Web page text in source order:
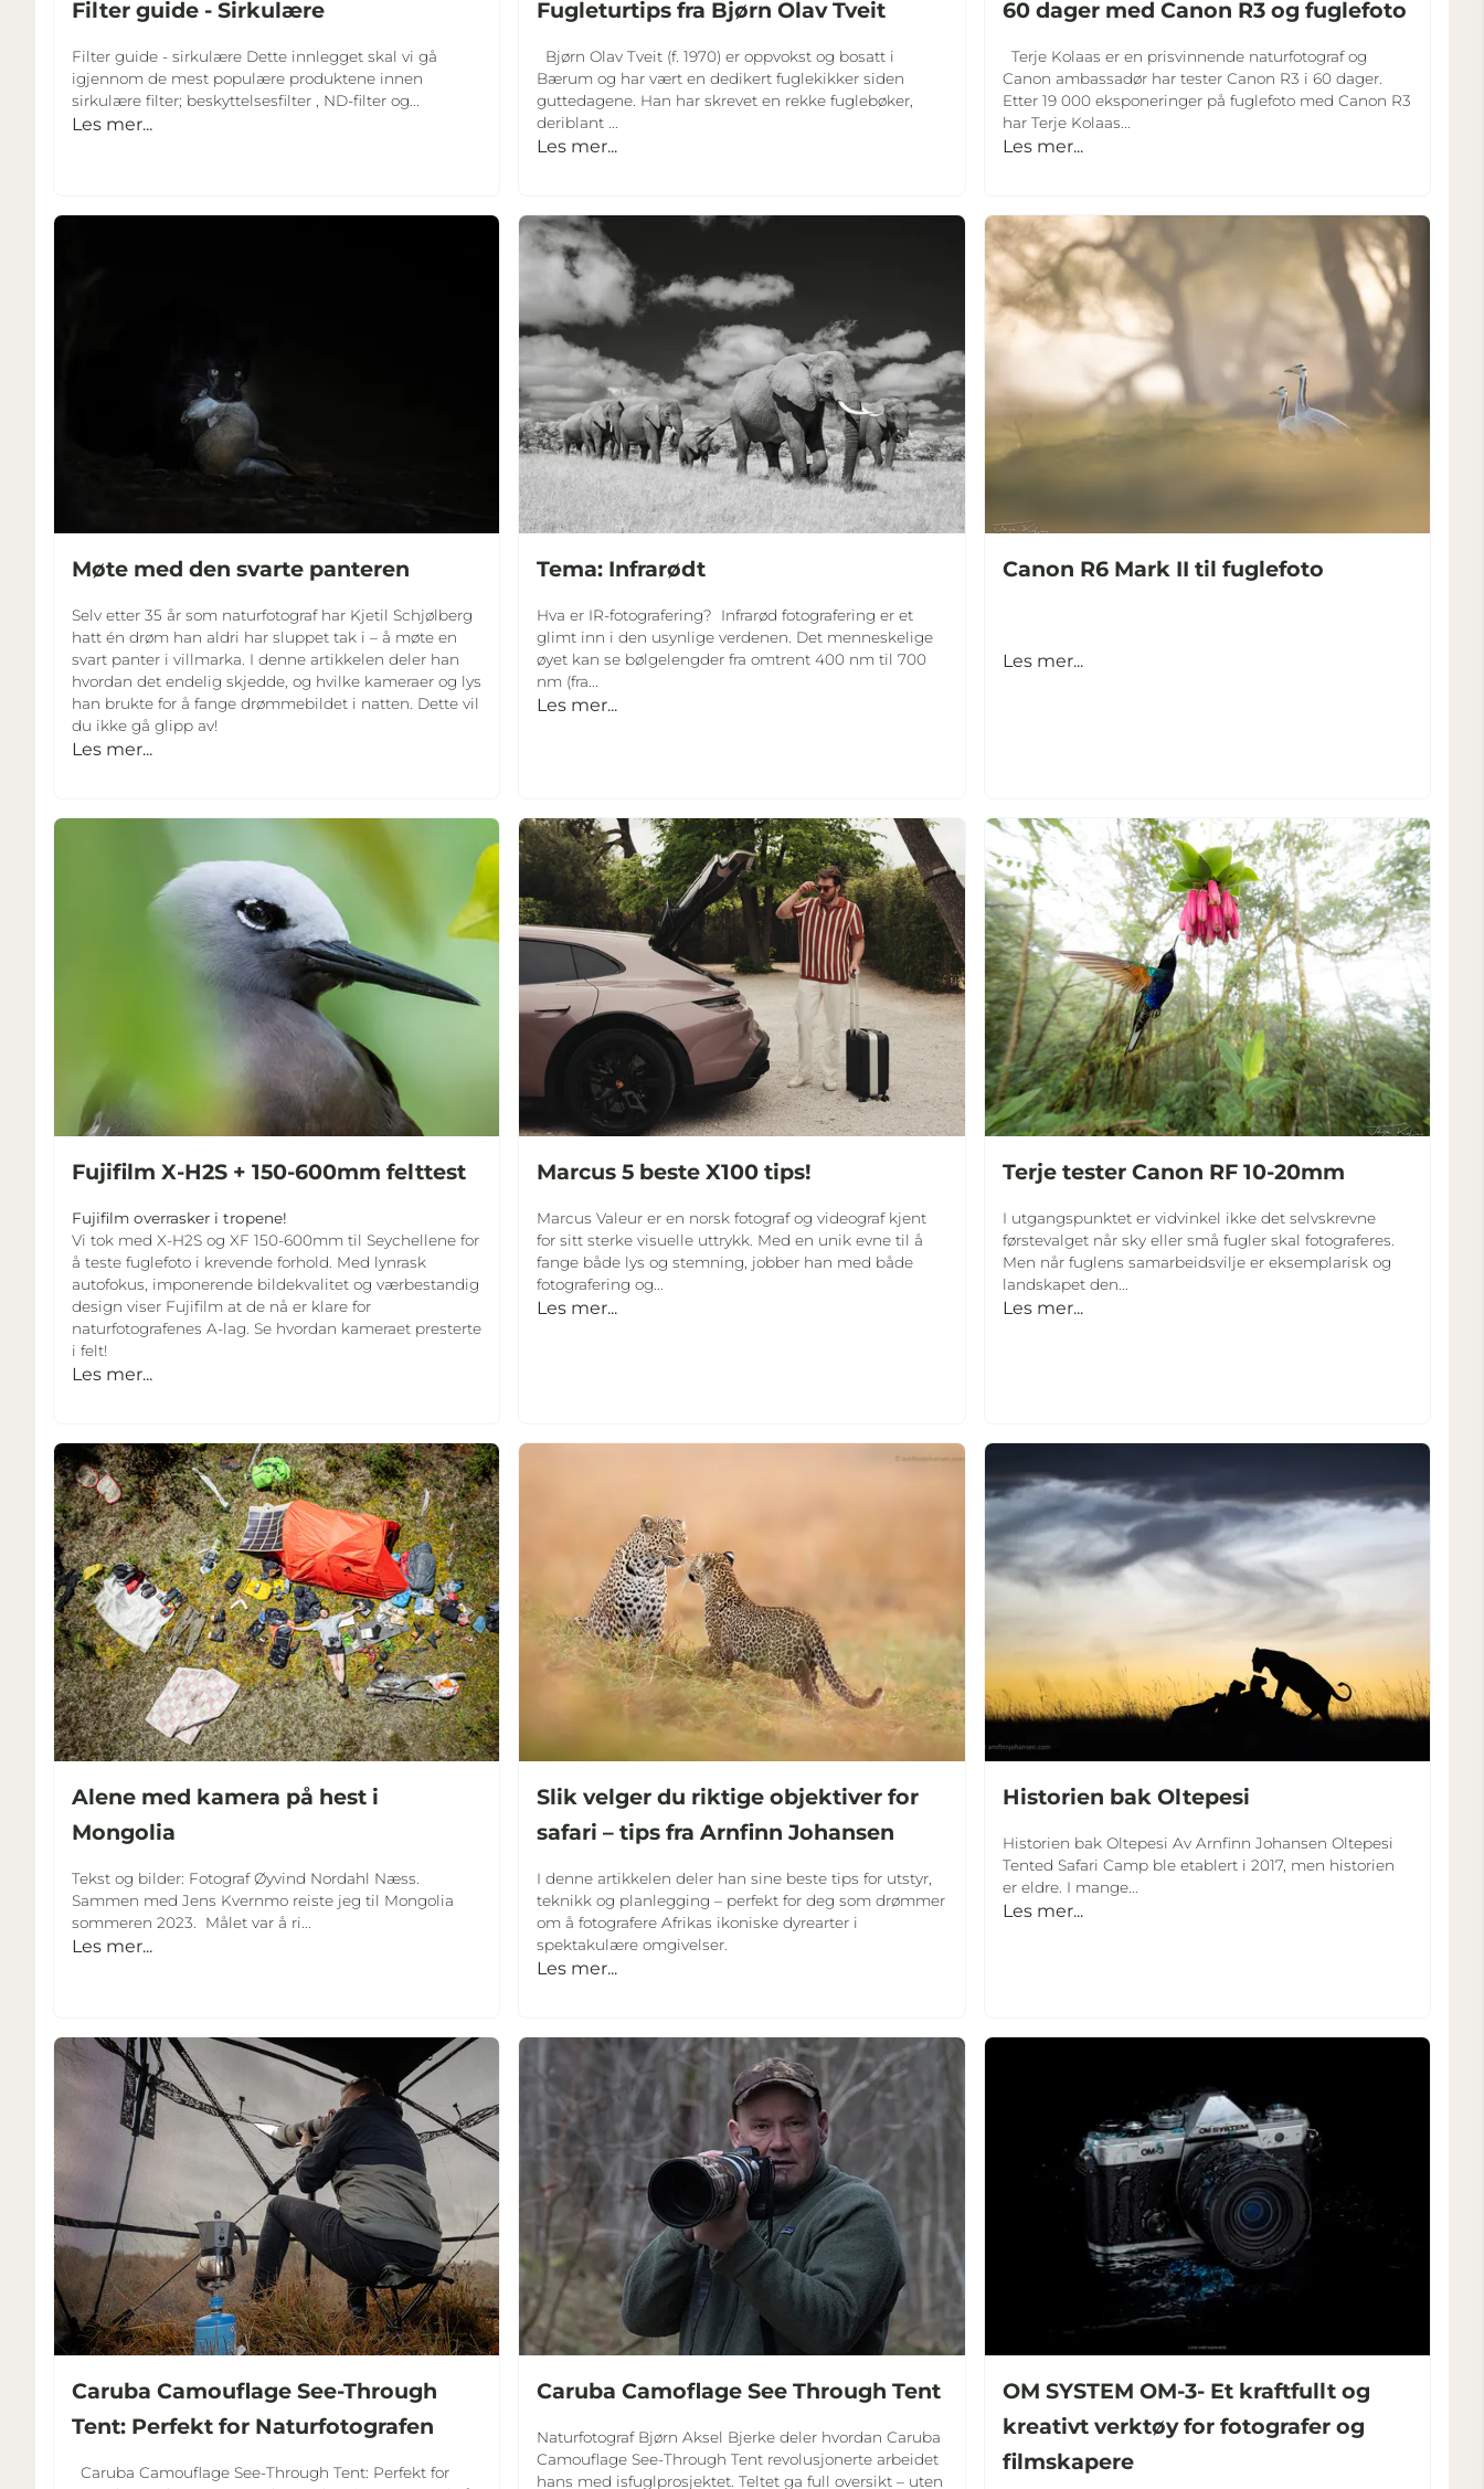
Filter guide - Sirkulære
Filter guide - sirkulære Dette innlegget skal vi gå
igjennom de mest populære produktene innen
sirkulære filter; beskyttelsesfilter , ND-filter og...
Les mer...
Fugleturtips fra Bjørn Olav Tveit
Bjørn Olav Tveit (f. 1970) er oppvokst og bosatt i
Bærum og har vært en dedikert fuglekikker siden
guttedagene. Han har skrevet en rekke fuglebøker,
deriblant ...
Les mer...
60 dager med Canon R3 og fuglefoto
Terje Kolaas er en prisvinnende naturfotograf og
Canon ambassadør har tester Canon R3 i 60 dager.
Etter 19 000 eksponeringer på fuglefoto med Canon R3
har Terje Kolaas...
Les mer...
Møte med den svarte panteren
Selv etter 35 år som naturfotograf har Kjetil Schjølberg
hatt én drøm han aldri har sluppet tak i – å møte en
svart panter i villmarka. I denne artikkelen deler han
hvordan det endelig skjedde, og hvilke kameraer og lys
han brukte for å fange drømmebildet i natten. Dette vil
du ikke gå glipp av!
Les mer...
Tema: Infrarødt
Hva er IR-fotografering? Infrarød fotografering er et
glimt inn i den usynlige verdenen. Det menneskelige
øyet kan se bølgelengder fra omtrent 400 nm til 700
nm (fra...
Les mer...
Canon R6 Mark II til fuglefoto
Les mer...
Fujifilm X-H2S + 150-600mm felttest
Fujifilm overrasker i tropene!
Vi tok med X-H2S og XF 150-600mm til Seychellene for
å teste fuglefoto i krevende forhold. Med lynrask
autofokus, imponerende bildekvalitet og værbestandig
design viser Fujifilm at de nå er klare for
naturfotografenes A-lag. Se hvordan kameraet presterte
i felt!
Les mer...
Marcus 5 beste X100 tips!
Marcus Valeur er en norsk fotograf og videograf kjent
for sitt sterke visuelle uttrykk. Med en unik evne til å
fange både lys og stemning, jobber han med både
fotografering og...
Les mer...
Terje tester Canon RF 10-20mm
I utgangspunktet er vidvinkel ikke det selvskrevne
førstevalget når sky eller små fugler skal fotograferes.
Men når fuglens samarbeidsvilje er eksemplarisk og
landskapet den...
Les mer...
Alene med kamera på hest i
Mongolia
Tekst og bilder: Fotograf Øyvind Nordahl Næss.
Sammen med Jens Kvernmo reiste jeg til Mongolia
sommeren 2023. Målet var å ri...
Les mer...
Slik velger du riktige objektiver for
safari – tips fra Arnfinn Johansen
I denne artikkelen deler han sine beste tips for utstyr,
teknikk og planlegging – perfekt for deg som drømmer
om å fotografere Afrikas ikoniske dyrearter i
spektakulære omgivelser.
Les mer...
Historien bak Oltepesi
Historien bak Oltepesi Av Arnfinn Johansen Oltepesi
Tented Safari Camp ble etablert i 2017, men historien
er eldre. I mange...
Les mer...
Caruba Camouflage See-Through
Tent: Perfekt for Naturfotografen
Caruba Camouflage See-Through Tent: Perfekt for
Caruba Camoflage See Through Tent
Naturfotograf Bjørn Aksel Bjerke deler hvordan Caruba
Camouflage See-Through Tent revolusjonerte arbeidet
hans med isfuglprosjektet. Teltet ga full oversikt – uten
OM SYSTEM OM-3- Et kraftfullt og
kreativt verktøy for fotografer og
filmskapere